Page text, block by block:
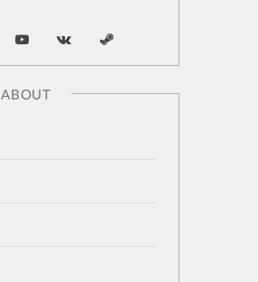
Y
o
u
V
K
S
t
ABOUT